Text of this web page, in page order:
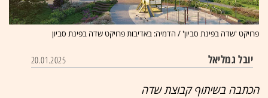
פרויקט 'שדה בפינת סביון' / הדמיה: באדיבות פרויקט שדה בפינת סביון
יובל גמליאל 20.01.2025
הכתבה בשיתוף קבוצת שדה